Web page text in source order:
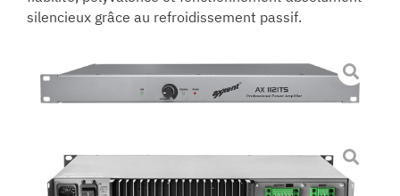
silencieux grâce au refroidissement passif.